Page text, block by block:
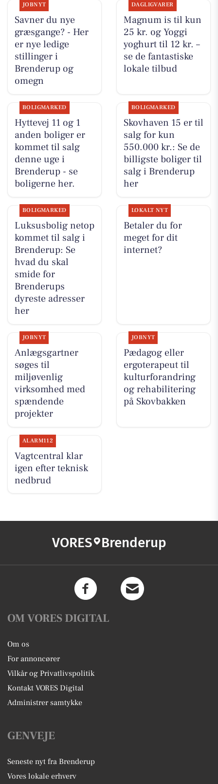
JOBNYT
Savner du nye
græsgange? - Her
er nye ledige
stillinger i
Brenderup og
omegn
DAGLIGVARER
Magnum is til kun
25 kr. og Yoggi
yoghurt til 12 kr. –
se de fantastiske
lokale tilbud
BOLIGMARKED
Hyttevej 11 og 1
anden boliger er
kommet til salg
denne uge i
Brenderup - se
boligerne her.
BOLIGMARKED
Skovhaven 15 er til
salg for kun
550.000 kr.: Se de
billigste boliger til
salg i Brenderup
her
BOLIGMARKED
Luksusbolig netop
kommet til salg i
Brenderup: Se
hvad du skal
smide for
Brenderups
dyreste adresser
her
LOKALT NYT
Betaler du for
meget for dit
internet?
JOBNYT
Anlægsgartner
søges til
miljøvenlig
virksomhed med
spændende
projekter
JOBNYT
Pædagog eller
ergoterapeut til
kulturforandring
og rehabilitering
på Skovbakken
ALARM112
Vagtcentral klar
igen efter teknisk
nedbrud
VORES Brenderup
OM VORES DIGITAL
Om os
For annoncører
Vilkår og Privatlivspolitik
Kontakt VORES Digital
Administrer samtykke
GENVEJE
Seneste nyt fra Brenderup
Vores lokale erhverv